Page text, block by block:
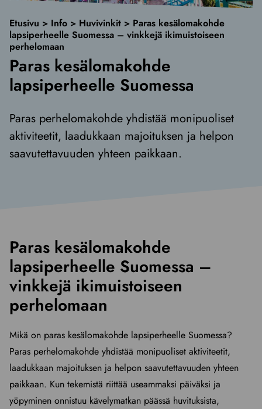
Etusivu > Info > Huvivinkit > Paras kesälomakohde
lapsiperheelle Suomessa – vinkkejä ikimuistoiseen
perhelomaan
Paras kesälomakohde
lapsiperheelle Suomessa
Paras perhelomakohde yhdistää monipuoliset
aktiviteetit, laadukkaan majoituksen ja helpon
saavutettavuuden yhteen paikkaan.
Paras kesälomakohde
lapsiperheelle Suomessa –
vinkkejä ikimuistoiseen
perhelomaan
Mikä on paras kesälomakohde lapsiperheelle Suomessa?
Paras perhelomakohde yhdistää monipuoliset aktiviteetit,
laadukkaan majoituksen ja helpon saavutettavuuden yhteen
paikkaan. Kun tekemistä riittää useammaksi päiväksi ja
yöpyminen onnistuu kävelymatkan päässä huvituksista,